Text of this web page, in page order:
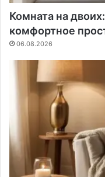
Комната на
комфортное
06.08.2026